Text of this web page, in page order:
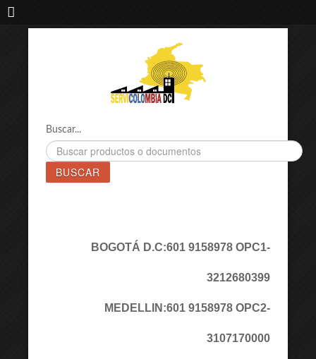
IMPORTADORA DE MAQUINAS LÁSER SERVICOLOMBIA DC
Buscar...
BUSCAR
BOGOTÁ D.C:601 9158978 OPC1-
3212680399
MEDELLIN:601 9158978 OPC2-
3107170000